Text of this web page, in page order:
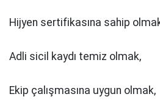
Hijyen sertifikasına sahip
Adli sicil kaydı temiz olmak,
Ekip çalışmasına uygun olmak,